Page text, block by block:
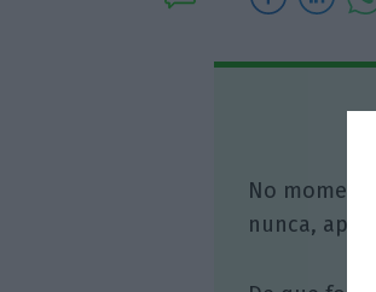
No
nunca,